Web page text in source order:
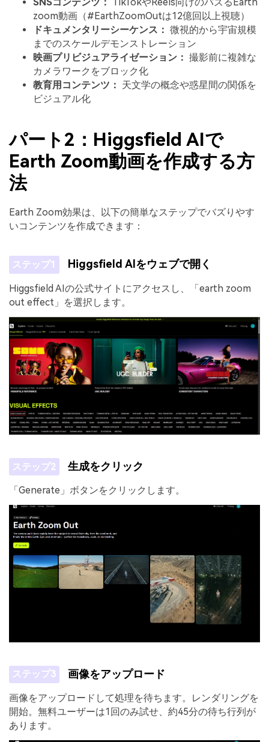
SNSコンテンツ：
TikTokやReels向けのバズるEarth
zoom動画（#EarthZoomOutは12億回以上視聴）
ドキュメンタリーシーケンス： 微視的から宇宙規模
までのスケールデモンストレーション
映画プリビジュアライゼーション： 撮影前に複雑な
カメラワークをブロック化
教育用コンテンツ： 天文学の概念や惑星間の関係を
ビジュアル化
パート2：Higgsfield AIで
Earth Zoom動画を作成する方
法
Earth Zoom効果は、以下の簡単なステップでバズりやす
いコンテンツを作成できます：
ステップ1 Higgsfield AIをウェブで開く
Higgsfield AIの公式サイトにアクセスし、「earth zoom
out effect」を選択します。
ステップ2 生成をクリック
「Generate」ボタンをクリックします。
ステップ3 画像をアップロード
画像をアップロードして処理を待ちます。レンダリングを
開始。無料ユーザーは1回のみ試せ、約45分の待ち行列が
あります。